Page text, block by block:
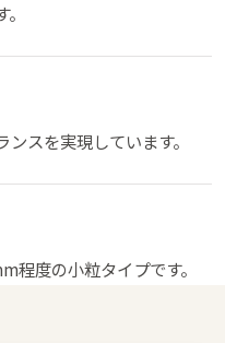
スを実現しています。
程度の小粒タイプです。